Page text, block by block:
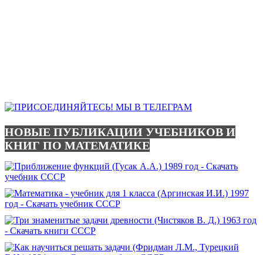
НОВЫЕ ПУБЛИКАЦИИ УЧЕБНИКОВ И
КНИГ ПО МАТЕМАТИКЕ